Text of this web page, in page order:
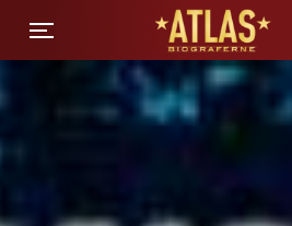
Toggle navigation
ATLAS